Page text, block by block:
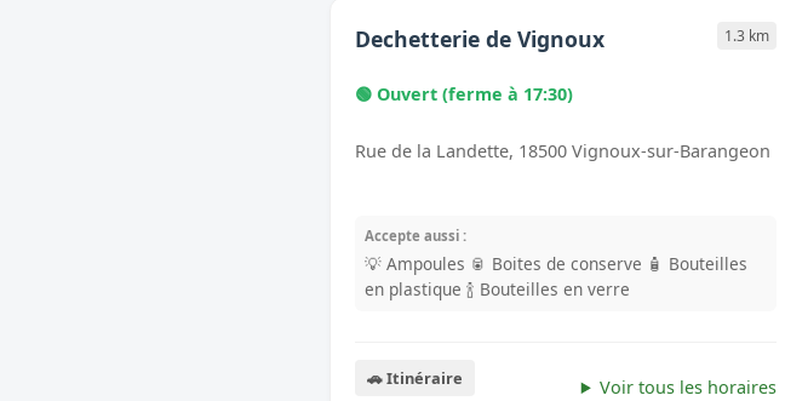
Dechetterie de Vignoux 1.3 km
🟢 Ouvert (ferme à 17:30)
Rue de la Landette, 18500 Vignoux-sur-Barangeon
Accepte aussi :
💡 Ampoules 🥫 Boites de conserve 🧴 Bouteilles
en plastique 🍾 Bouteilles en verre
🚗 Itinéraire Voir tous les horaires